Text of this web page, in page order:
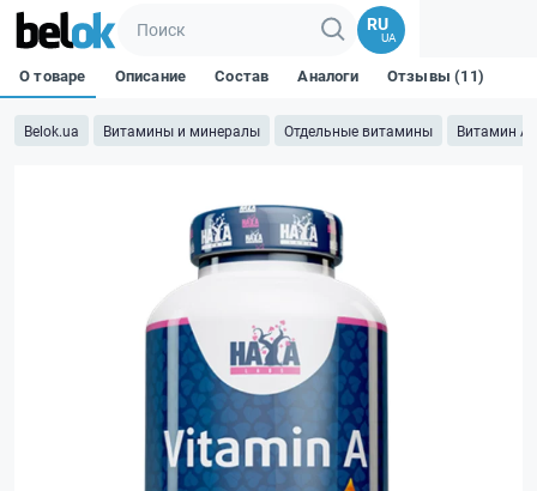
RU
UA
Belok.ua Витамины и минералы Отдельные витамины Витамин А
О товаре Описание Состав Аналоги Отзывы (11)